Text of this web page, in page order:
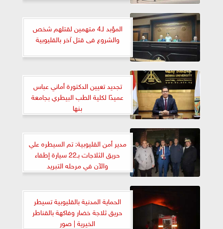
المؤبد لـ4 متهمين لقتلهم شخص
والشروع فى قتل آخر بالقليوبية
تجديد تعيين الدكتورة أماني عباس
عميدًا لكلية الطب البيطري بجامعة
بنها
مدير أمن القليوبية: تم السيطره علي
حريق الثلاجات بـ22 سيارة إطفاء
والآن في مرحله التبريد
الحماية المدنية بالقليوبية تسيطر
حريق ثلاجة خضار وفاكهة بالقناطر
الخيرية | صور